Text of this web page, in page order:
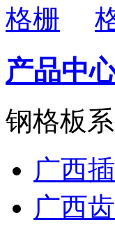
格栅
产品中
钢格板系
广西
广西